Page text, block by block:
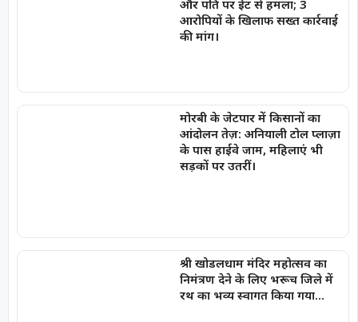
और पति पर ईंट से हमला; 3
आरोपियों के खिलाफ सख्त कार्रवाई
की मांग।
मोरबी के जेटपार में किसानों का
आंदोलन तेज़: अनियाली टोल प्लाज़ा
के पास हाईवे जाम, महिलाएं भी
सड़कों पर उतरीं।
श्री खोडलधाम मंदिर महोत्सव का
निमंत्रण देने के लिए भरूच जिले में
रथ का भव्य स्वागत किया गया…